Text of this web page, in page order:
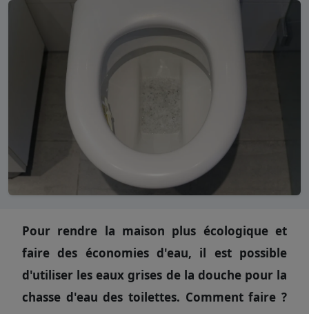
Pour rendre la maison plus écologique et
faire des économies d'eau, il est possible
d'utiliser les eaux grises de la douche pour la
chasse d'eau des toilettes. Comment faire ?